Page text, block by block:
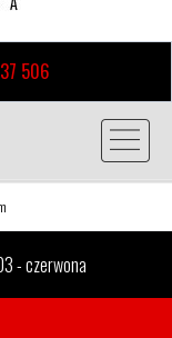
506
- czerwona